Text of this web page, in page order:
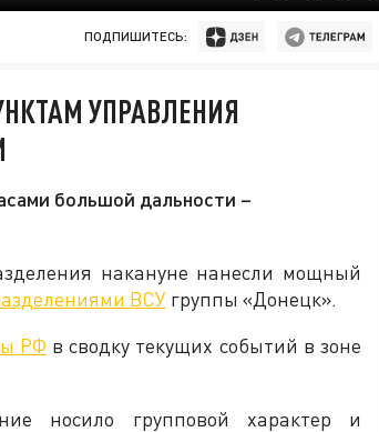
ПОДПИШИТЕСЬ:
УПРАВЛЕНИЯ
большой дальности –
накануне нанесли мощный
ВСУ группы «Донецк».
РФ в сводку текущих событий в зоне
носило групповой характер и